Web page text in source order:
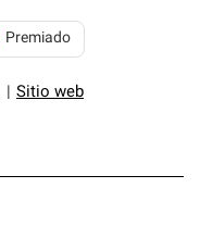
Sitio web
Premiado